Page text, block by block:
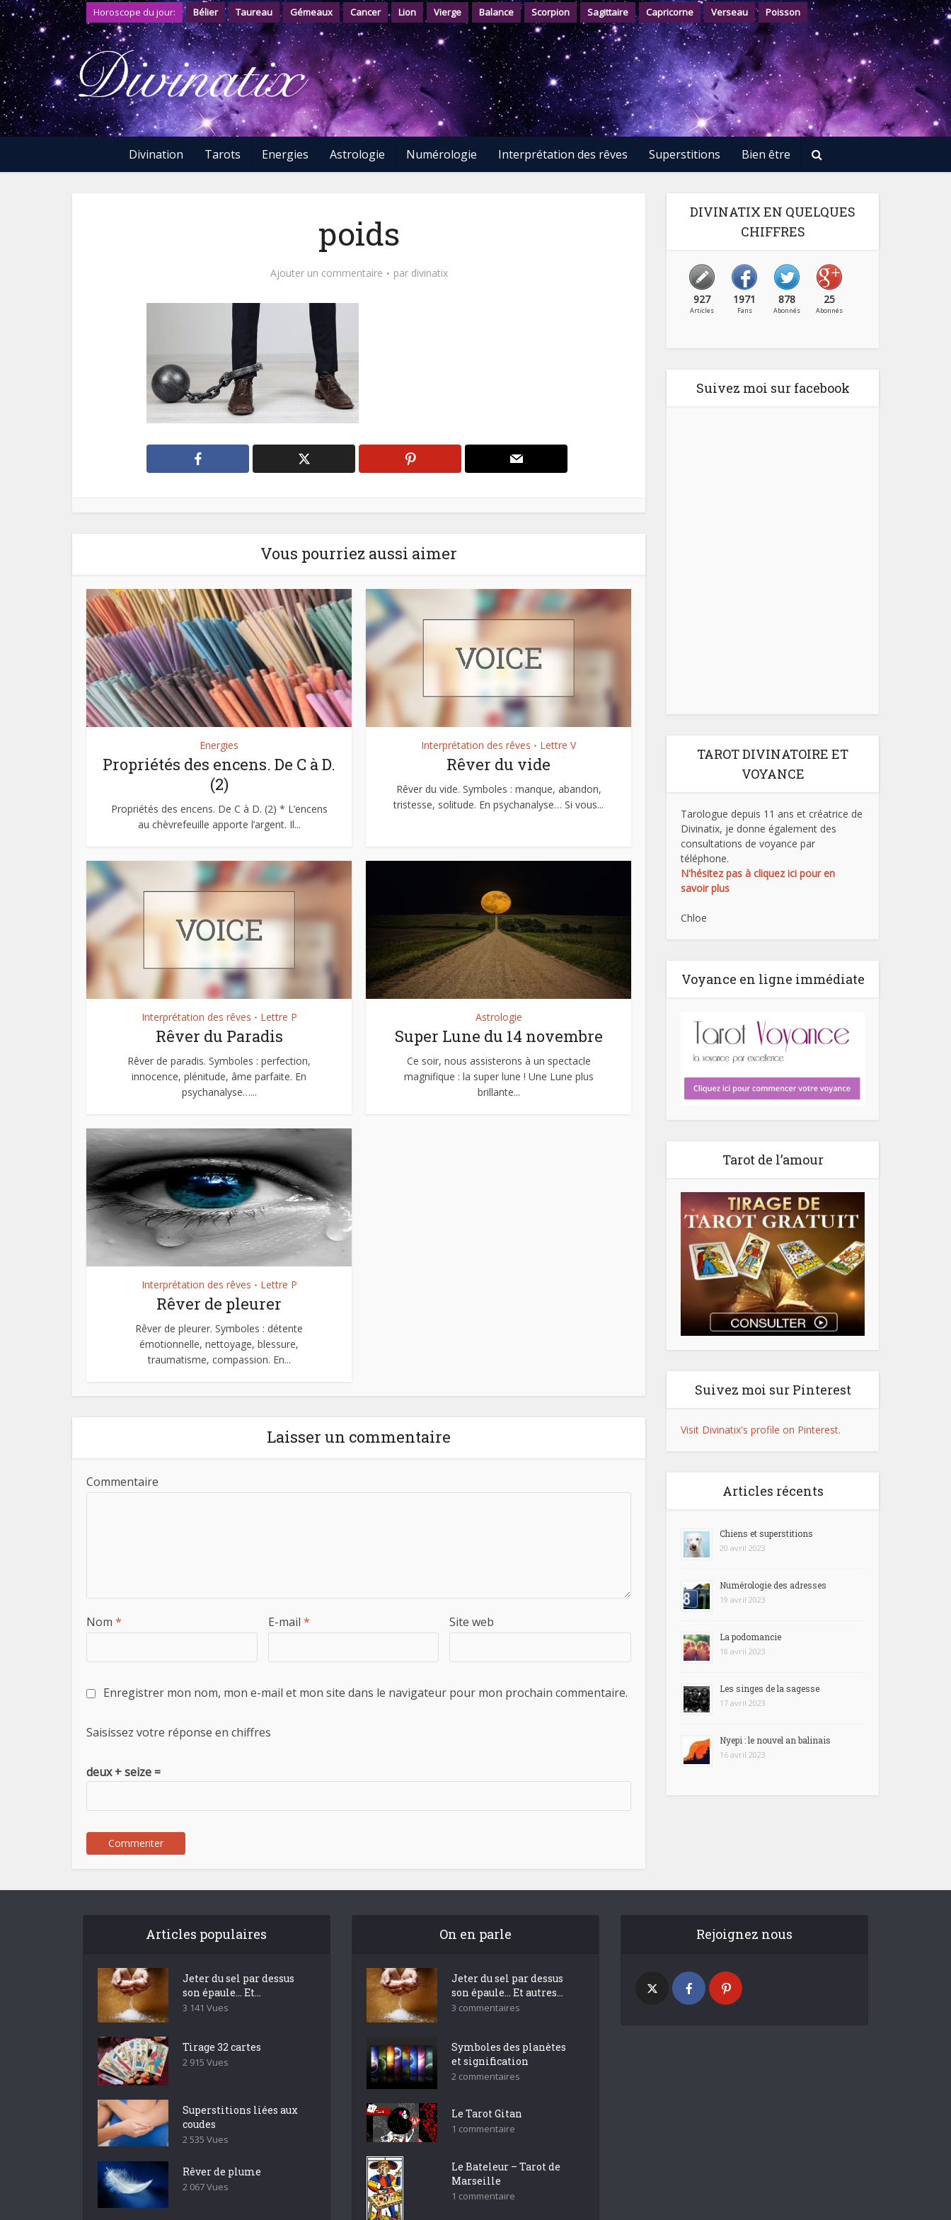
Horoscope du jour: Bélier Taureau Gémeaux Cancer Lion Vierge Balance Scorpion Sagittaire Capricorne Verseau Poisson
Divination Tarots Energies Astrologie Numérologie Interprétation des rêves Superstitions Bien être
poids
Ajouter un commentaire par divinatix
Vous pourriez aussi aimer
Energies
Propriétés des encens. De C à D.
(2)
Propriétés des encens. De C à D. (2) * L’encens
au chèvrefeuille apporte l’argent. Il...
Interprétation des rêves • Lettre V
Rêver du vide
Rêver du vide. Symboles : manque, abandon,
tristesse, solitude. En psychanalyse… Si vous...
Interprétation des rêves • Lettre P
Rêver du Paradis
Rêver de paradis. Symboles : perfection,
innocence, plénitude, âme parfaite. En
psychanalyse…...
Astrologie
Super Lune du 14 novembre
Ce soir, nous assisterons à un spectacle
magnifique : la super lune ! Une Lune plus
brillante...
Interprétation des rêves • Lettre P
Rêver de pleurer
Rêver de pleurer. Symboles : détente
émotionnelle, nettoyage, blessure,
traumatisme, compassion. En...
Laisser un commentaire
Commentaire
Nom * E-mail * Site web
Enregistrer mon nom, mon e-mail et mon site dans le navigateur pour mon prochain commentaire.
Saisissez votre réponse en chiffres
deux + seize =
DIVINATIX EN QUELQUES
CHIFFRES
927
Articles
1971
Fans
878
Abonnés
25
Abonnés
Suivez moi sur facebook
TAROT DIVINATOIRE ET
VOYANCE
Tarologue depuis 11 ans et créatrice de
Divinatix, je donne également des
consultations de voyance par
téléphone.
N'hésitez pas à cliquez ici pour en
savoir plus
Chloe
Voyance en ligne immédiate
Tarot de l’amour
Suivez moi sur Pinterest
Visit Divinatix's profile on Pinterest.
Articles récents
Chiens et superstitions
20 avril 2023
Numérologie des adresses
19 avril 2023
La podomancie
18 avril 2023
Les singes de la sagesse
17 avril 2023
Nyepi : le nouvel an balinais
16 avril 2023
Articles populaires
Jeter du sel par dessus
son épaule… Et...
3 141 Vues
Tirage 32 cartes
2 915 Vues
Superstitions liées aux
coudes
2 535 Vues
Rêver de plume
2 067 Vues
On en parle
Jeter du sel par dessus
son épaule… Et autres...
3 commentaires
Symboles des planètes
et signification
2 commentaires
Le Tarot Gitan
1 commentaire
Le Bateleur – Tarot de
Marseille
1 commentaire
Rejoignez nous